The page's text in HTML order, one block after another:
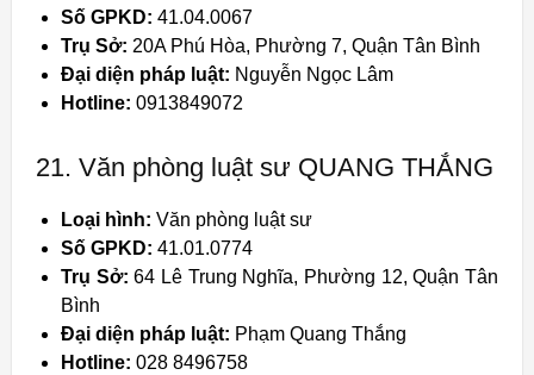
Số GPKD: 41.04.0067
Trụ Sở: 20A Phú Hòa, Phường 7, Quận Tân Bình
Đại diện pháp luật: Nguyễn Ngọc Lâm
Hotline: 0913849072
21. Văn phòng luật sư QUANG THẮNG
Loại hình: Văn phòng luật sư
Số GPKD: 41.01.0774
Trụ Sở: 64 Lê Trung Nghĩa, Phường 12, Quận Tân
Bình
Đại diện pháp luật: Phạm Quang Thắng
Hotline: 028 8496758